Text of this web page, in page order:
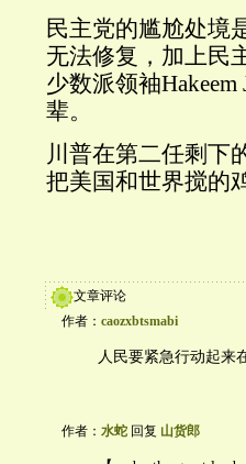
民主党的尴尬处境
无法修复，加上民
少数派领袖
辈。
川普在第二任剩下
把美国和世界搅的
文章评论
作者： caozxbtsmabi
人民要紧急行动起来
作者： 水蛇 回复 山货郎